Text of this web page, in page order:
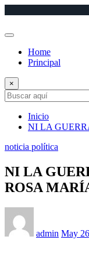
Home
Principal
×
Inicio
NI LA
noticia política
NI LA
ROSA
admin May